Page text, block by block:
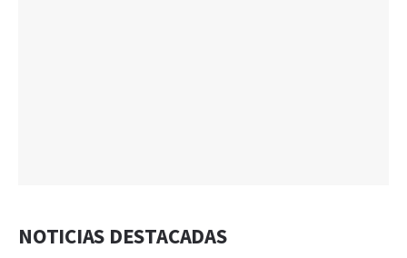
NOTICIAS DESTACADAS